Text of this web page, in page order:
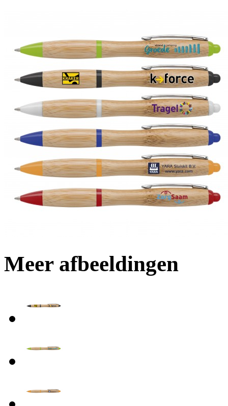
Meer afbeeldingen